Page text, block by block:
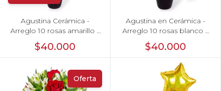
Agustina Cerámica -
Arreglo 10 rosas amarillo y
astromelia
$40.000
Agustina en Cerámica -
Arreglo 10 rosas blanco y
astromelias
$40.000
Oferta